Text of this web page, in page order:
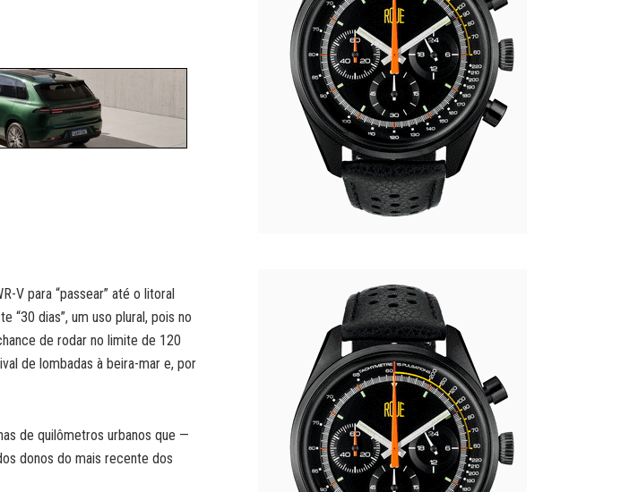
V para “passear” até o litoral
“30 dias”, um uso plural, pois no
de rodar no limite de 120
de lombadas à beira-mar e, por
de quilômetros urbanos que —
donos do mais recente dos